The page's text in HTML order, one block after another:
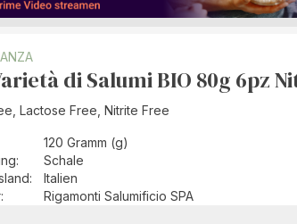
di Salumi BIO 80g 6pz
Lactose Free, Nitrite Free
120 Gramm (g)
:
Schale
:
Italien
: Rigamonti Salumificio SPA